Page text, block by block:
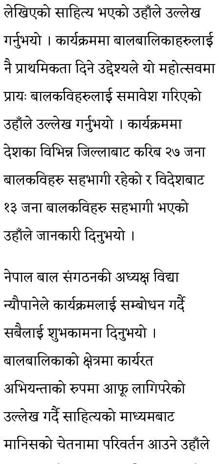
लेखिएको साहित्य भएको उहाँले उल्लेख
गर्नुभयो । कार्यक्रममा बालबालिकाहरुलाई
नै प्राथमिकता दिने उद्देश्यले यो महोत्सवमा
प्रायः बालकविहरुलाई समावेश गरिएको
उहाँले उल्लेख गर्नुभयो । कार्यक्रममा
देशका विभिन्न जिल्लाबाट करिब २७ जना
बालकविहरु सहभागी रहेको र विदेशबाट
१३ जना बालकविहरु सहभागी भएको
उहाँले जानकारी दिनुभयो ।
नेपाल बाल संगठनकी अध्यक्ष विद्या
न्यौपानेले कार्यक्रमलाई सम्बोधन गर्दै
सबैलाई शुभकामना दिनुभयो ।
बालबालिकाको क्षेत्रमा कार्यरत
अभियन्ताको रुपमा आफू लागिपरेको
उल्लेख गर्दै साहित्यको माध्यमबाट
मानिसको चेतनामा परिवर्तन आउने उहाँले